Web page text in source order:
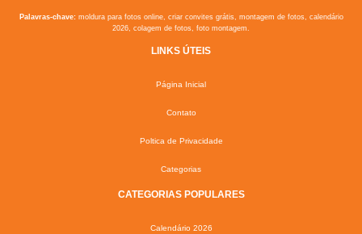
Palavras-chave:moldura para fotos online, criar convites grátis, montagem de fotos, calendário
2026, colagem de fotos, foto montagem.
LINKS ÚTEIS
Página Inicial
Contato
Poltica de Privacidade
Categorias
CATEGORIAS POPULARES
Calendário 2026